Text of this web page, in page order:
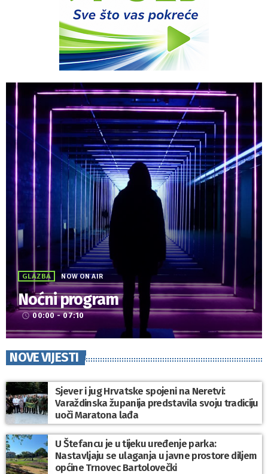
GLAZBA NOW ON AIR
Noćni program
access_time 00:00 - 07:10
NOVE VIJESTI
Sjever i jug Hrvatske spojeni na Neretvi:
Varaždinska županija predstavila svoju tradiciju
uoči Maratona lađa
U Štefancu je u tijeku uređenje parka:
Nastavljaju se ulaganja u javne prostore diljem
općine Trnovec Bartolovečki